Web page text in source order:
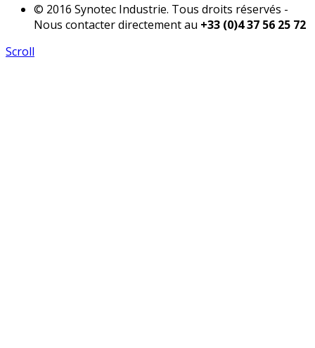
© 2016 Synotec Industrie. Tous droits réservés -
Nous contacter directement au +33 (0)4 37 56 25 72
Scroll